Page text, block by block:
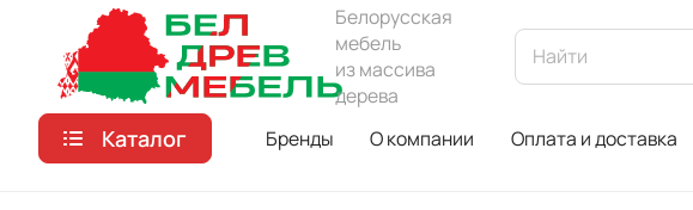
Белорусская
мебель
из массива
дерева
Каталог Бренды О компании Оплата и доставка